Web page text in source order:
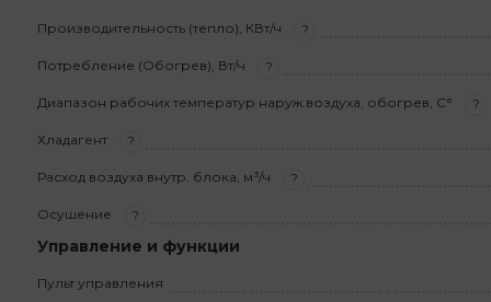
Производительность (тепло), КВт/ч ?
Потребление (Обогрев), Вт/ч ?
Диапазон рабочих температур наруж.воздуха, обогрев, С° ?
Хладагент ?
Расход воздуха внутр. блока, м³/ч ?
Осушение ?
Управление и функции
Пульт управления